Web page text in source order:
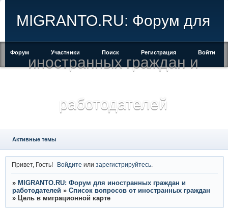
MIGRANTO.RU: Форум для
иностранных граждан и
работодателей
Форум Участники Поиск Регистрация Войти
Активные темы
Привет, Гость! Войдите илизарегистрируйтесь
» MIGRANTO.RU: Форум для иностранных граждан и
работодателей » Список вопросов от иностранных граждан
» Цель в миграционной карте